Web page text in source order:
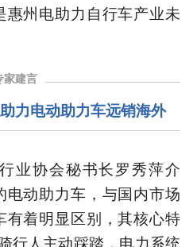
州电助力自行车产业未
家建言
力电动助力车远销海外
业协会秘书长罗秀萍介
动助力车，与国内市场
着明显区别，其核心特
行人主动踩踏，电力系统